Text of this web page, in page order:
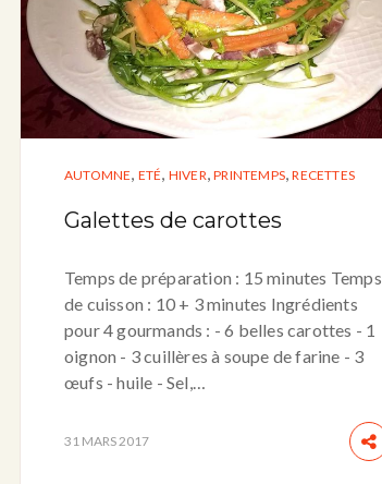
AUTOMNE ETÉ HIVER ,PRINTEMPS ,RECETTES
Galettes de carottes
Temps de préparation : 15 minutes Temps
de cuisson : 10 + 3 minutes Ingrédients
pour 4 gourmands : - 6 belles carottes - 1
oignon - 3 cuillères à soupe de farine - 3
œufs - huile - Sel,…
31 MARS 2017